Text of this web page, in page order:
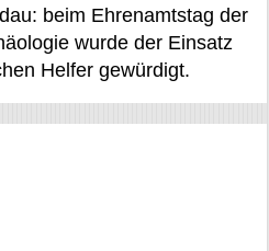
beim Ehrenamtstag der
wurde der Einsatz
Helfer gewürdigt.